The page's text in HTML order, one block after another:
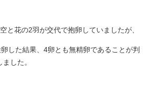
と花の2羽が交代で抱卵していましたが、
した結果、4卵とも無精卵であることが判
した。